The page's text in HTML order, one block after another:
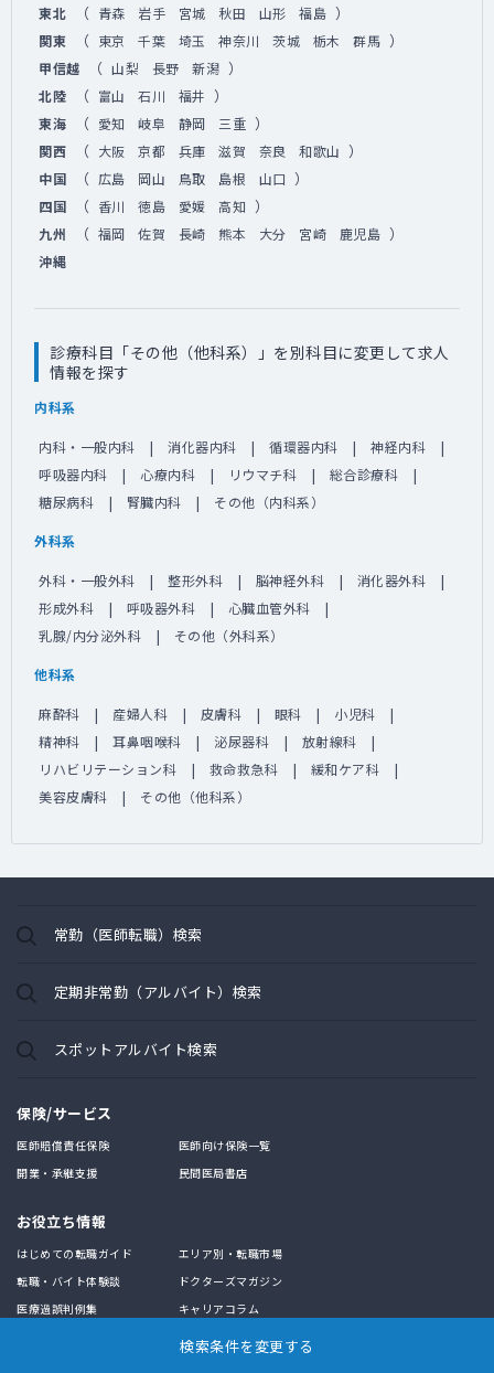
検索条件を変更する
東北
（ 青森 岩手 宮城 秋田 山形 福島 ）
関東 （ 東京 千葉 埼玉 神奈川 茨城 栃木 群馬 ）
甲信越 （ 山梨 長野 新潟 ）
北陸 （ 富山 石川 福井 ）
東海 （ 愛知 岐阜 静岡 三重 ）
関西 （ 大阪 京都 兵庫 滋賀 奈良 和歌山 ）
中国 （ 広島 岡山 鳥取 島根 山口 ）
四国 （ 香川 徳島 愛媛 高知 ）
九州 （ 福岡 佐賀 長崎 熊本 大分 宮崎 鹿児島 ）
沖縄
診療科目「その他（他科系）」を別科目に変更して求人
情報を探す
内科系
内科・一般内科 消化器内科 循環器内科
神経内科
呼吸器内科
心療内科 リウマチ科
総合診療科
糖尿病科
腎臓内科 その他（内科系）
外科系
外科・一般外科 整形外科 脳神経外科
消化器外科
形成外科
呼吸器外科
心臓血管外科
乳腺/内分泌外科
その他（外科系）
他科系
麻酔科 産婦人科 皮膚科 眼科
小児科
精神科
耳鼻咽喉科 泌尿器科
放射線科
リハビリテーション科
救命救急科
緩和ケア科
美容皮膚科
その他（他科系）
常勤（医師転職）検索
定期非常勤（アルバイト）検索
スポットアルバイト検索
保険/サービス
医師賠償責任保険
医師向け保険一覧
開業・承継支援
民間医局書店
お役立ち情報
はじめての転職ガイド
エリア別・転職市場
転職・バイト体験談
ドクターズマガジン
医療過誤判例集
キャリアコラム